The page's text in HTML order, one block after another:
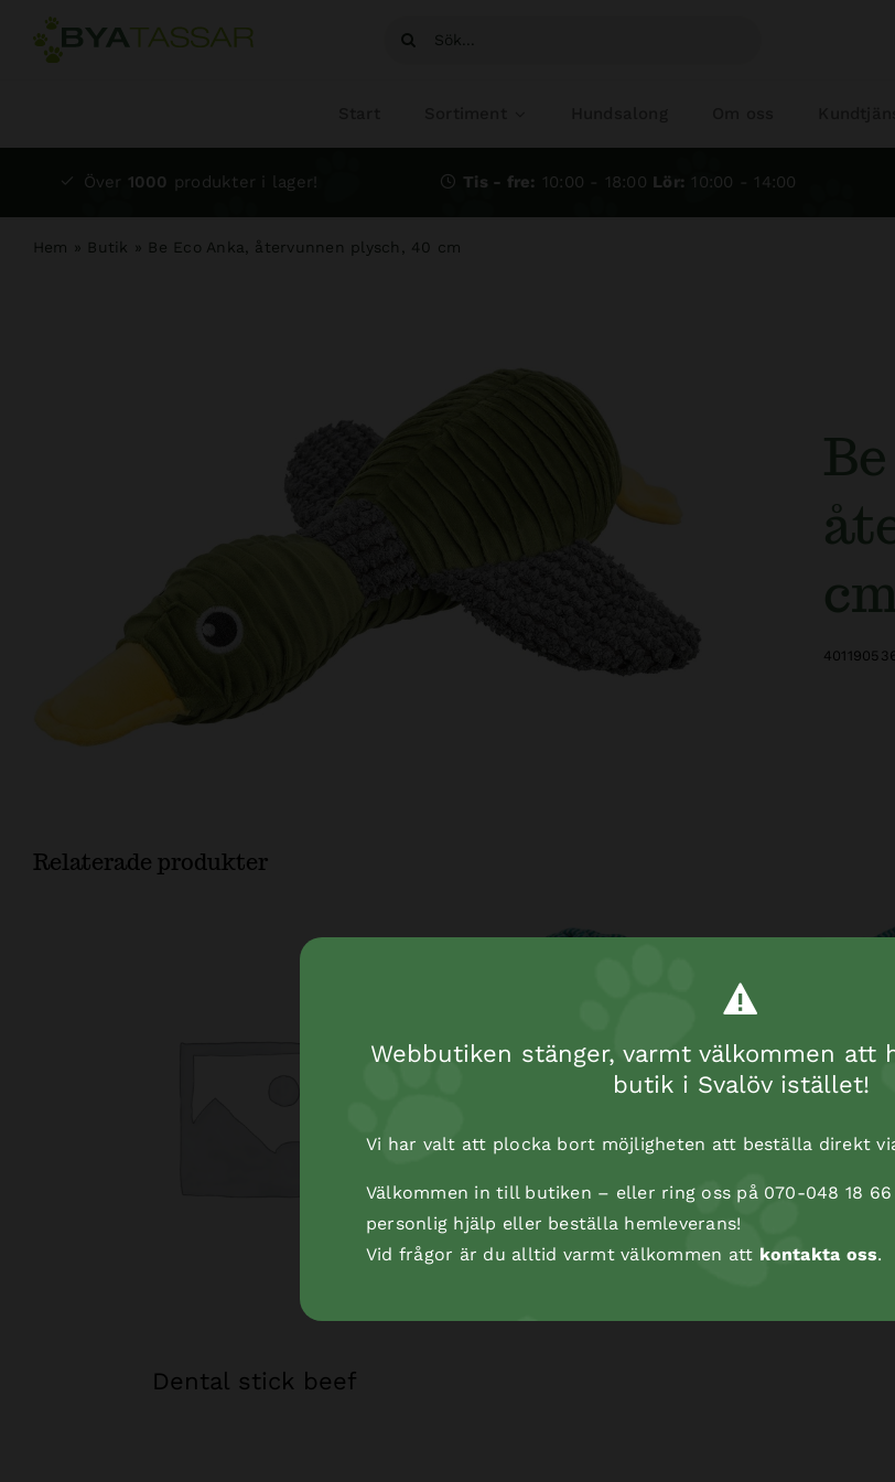
Fortsätt
Sök
Över 1000 produkter i lager! Tis - fre: 10:00 - 18:00 Lör: 10:00 - 14:00
Hem » Butik » Be Eco Anka, återvunnen plysch, 40 cm
Relaterade produkter
Dental stick beef
Webbutiken stänger, varmt välkommen att
butik i Svalöv istället!
Vi har valt att plocka bort möjligheten att beställa direkt
Välkommen in till butiken – eller ring oss på 070-048 18
personlig hjälp eller beställa hemleverans!
Vid frågor är du alltid varmt välkommen att kontakta oss.